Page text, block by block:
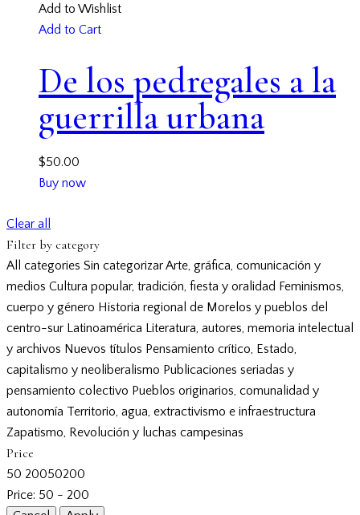
Add to Wishlist
Add to Cart
De los pedregales a la
guerrilla urbana
$50.00
Buy now
Clear all
Filter by category
All categories Sin categorizarArte, gráfica, comunicación y
medios Cultura popular, tradición, fiesta y oralidad Feminismos,
cuerpo y género Historia regional de Morelos y pueblos del
centro-sur Latinoamérica Literatura, autores, memoria intelectual
y archivos Nuevos títulos Pensamiento crítico, Estado,
capitalismo y neoliberalismo Publicaciones seriadas y
pensamiento colectivo Pueblos originarios, comunalidad y
autonomía Territorio, agua, extractivismo e infraestructura
Zapatismo, Revolución y luchas campesinas
Price
50 20050200
Price: 50 - 200